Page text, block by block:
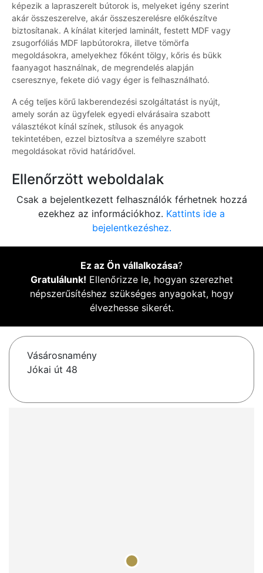
képezik a lapraszerelt bútorok is, melyeket igény szerint
akár összeszerelve, akár összeszerelésre előkészítve
biztosítanak. A kínálat kiterjed laminált, festett MDF vagy
zsugorfóliás MDF lapbútorokra, illetve tömörfa
megoldásokra, amelyekhez főként tölgy, kőris és bükk
faanyagot használnak, de megrendelés alapján
cseresznye, fekete dió vagy éger is felhasználható.
A cég teljes körű lakberendezési szolgáltatást is nyújt,
amely során az ügyfelek egyedi elvárásaira szabott
választékot kínál színek, stílusok és anyagok
tekintetében, ezzel biztosítva a személyre szabott
megoldásokat rövid határidővel.
Ellenőrzött weboldalak
Csak a bejelentkezett felhasználók férhetnek hozzá
ezekhez az információkhoz. Kattints ide a
bejelentkezéshez.
Ez az Ön vállalkozása?
Gratulálunk! Ellenőrizze le, hogyan szerezhet
népszerűsítéshez szükséges anyagokat, hogy
élvezhesse sikerét.
Vásárosnamény
Jókai út 48